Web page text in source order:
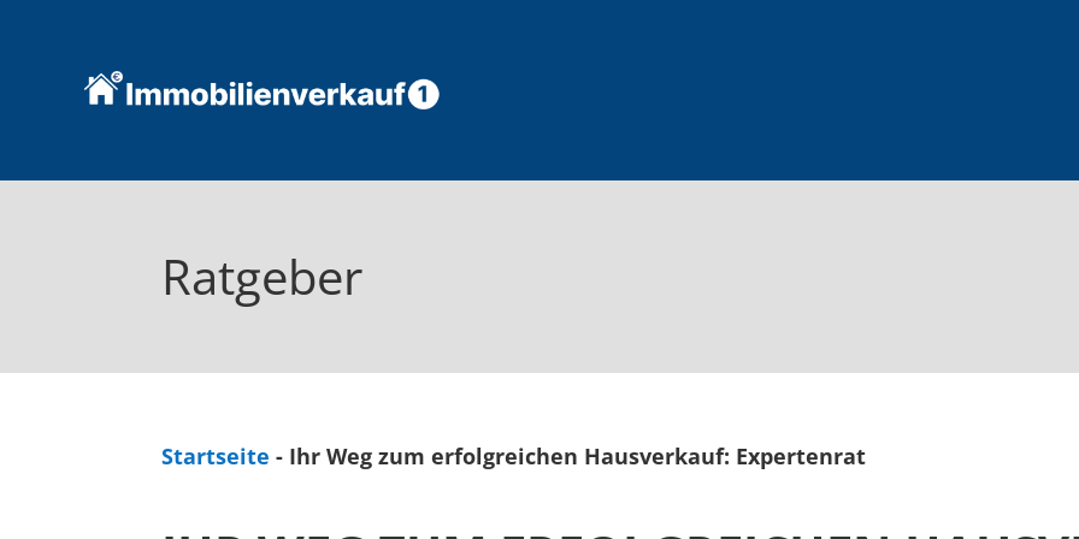
Ratgeber
Startseite - Ihr Weg zum erfolgreichen Hausverkauf: Expertenrat